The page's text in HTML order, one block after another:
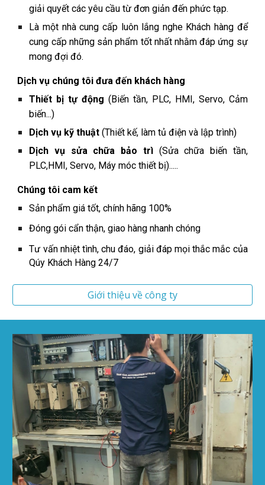
giải quyết các yêu cầu từ đơn giản đến phức tạp.
Là một nhà cung cấp luôn lắng nghe Khách hàng để
cung cấp những sản phẩm tốt nhất nhằm đáp ứng sự
mong đợi đó.
Dịch vụ chúng tôi đưa đến khách hàng
Thiết bị tự động (Biến tần, PLC, HMI, Servo, Cảm
biến...)
Dịch vụ kỹ thuật (Thiết kế, làm tủ điện và lập trình)
Dịch vụ sửa chữa bảo trì(Sửa chữa biến tần,
PLC,HMI, Servo, Máy móc thiết bị).....
Chúng tôi cam kết
Sản phẩm giá tốt, chính hãng 100%
Đóng gói cẩn thận, giao hàng nhanh chóng
Tư vấn nhiệt tình, chu đáo, giải đáp mọi thắc mắc của
Qúy Khách Hàng 24/7
Giới thiệu về công ty